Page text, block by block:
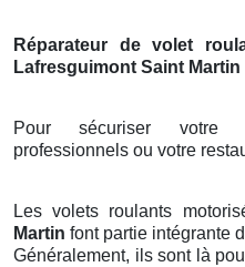
Réparateur de volet
Lafresguimont Saint Martin
Pour sécuriser votre
professionnels ou votre
Les volets roulants
Martin font partie intégrante
Généralement, ils sont là